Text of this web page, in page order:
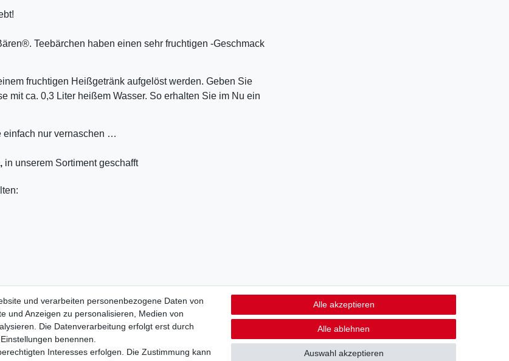
Teebärchen haben einen sehr fruchtigen -Geschmack
fruchtigen Heißgetränk aufgelöst werden. Geben Sie
mit ca. 0,3 Liter heißem Wasser. So erhalten Sie im Nu ein
einfach nur vernaschen …
in unserem Sortiment geschafft
Ab 49,00€ Kostenloser Versand in Deutschland 14 Tage Rückgaberecht (Ausnahme Lebensmittel)
und verarbeiten personenbezogene Daten von
und Anzeigen zu personalisieren, Medien von
Die Datenverarbeitung erfolgt erst durch
benennen.
Interesses erfolgen. Die Zustimmung kann
Alle akzeptieren
Alle ablehnen
Auswahl akzeptieren